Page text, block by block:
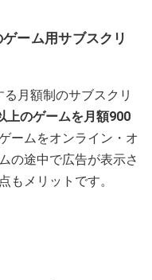
ーム用サブスクリ
月額制のサブスクリ
上のゲームを月額900
ームをオンライン・オ
の途中で広告が表示さ
もメリットです。